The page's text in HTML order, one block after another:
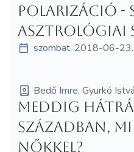
polarizáció -
asztrológiai
szombat, 2018-06-
Bedő Imre, Gyurkó
Meddig
században,
nőkkel?